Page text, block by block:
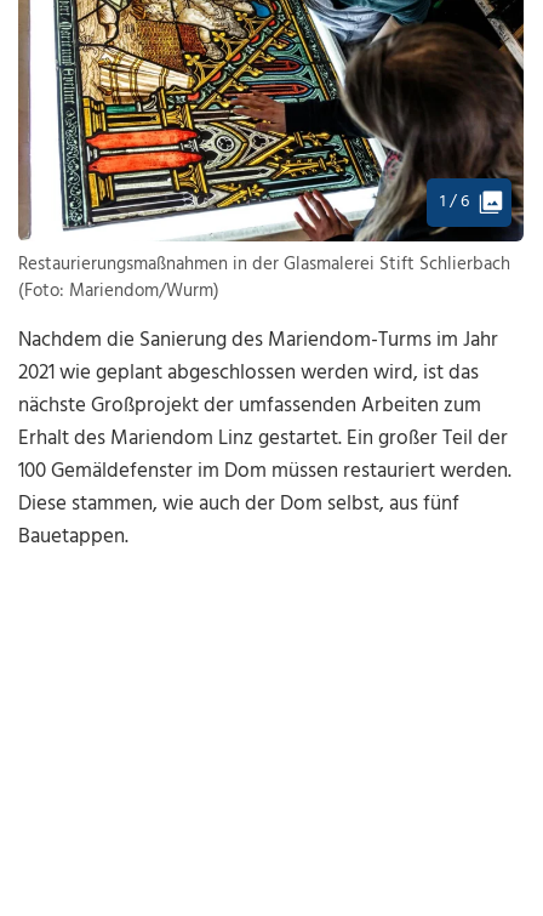
1 / 6
Restaurierungsmaßnahmen in der Glasmalerei Stift Schlierbach
(Foto: Mariendom/Wurm)
Nachdem die Sanierung des Mariendom-Turms im Jahr
2021 wie geplant abgeschlossen werden wird, ist das
nächste Großprojekt der umfassenden Arbeiten zum
Erhalt des Mariendom Linz gestartet. Ein großer Teil der
100 Gemäldefenster im Dom müssen restauriert werden.
Diese stammen, wie auch der Dom selbst, aus fünf
Bauetappen.